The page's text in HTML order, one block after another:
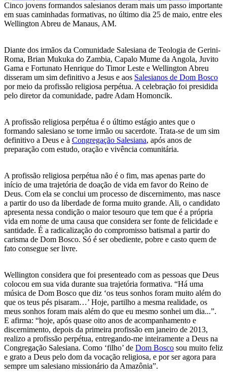
Cinco jovens formandos salesianos deram mais um passo importante
em suas caminhadas formativas, no último dia 25 de maio, entre eles
Wellington Abreu de Manaus, AM.
Diante dos irmãos da Comunidade Salesiana de Teologia de Gerini-
Roma, Brian Mukuka do Zambia, Capalo Mume da Angola, Juvito
Gama e Fortunato Henrique do Timor Leste e Wellington Abreu
disseram um sim definitivo a Jesus e aos Salesianos de Dom Bosco
por meio da profissão religiosa perpétua. A celebração foi presidida
pelo diretor da comunidade, padre Adam Homoncik.
A profissão religiosa perpétua é o último estágio antes que o
formando salesiano se torne irmão ou sacerdote. Trata-se de um sim
definitivo a Deus e à Congregação Salesiana, após anos de
preparação com estudo, oração e vivência comunitária.
A profissão religiosa perpétua não é o fim, mas apenas parte do
início de uma trajetória de doação de vida em favor do Reino de
Deus. Com ela se conclui um processo de discernimento, mas nasce
a partir do uso da liberdade de forma muito grande. Ali, o candidato
apresenta nessa condição o maior tesouro que tem que é a própria
vida em nome de uma causa que considera ser fonte de felicidade e
santidade. É a radicalização do compromisso batismal a partir do
carisma de Dom Bosco. Só é ser obediente, pobre e casto quem de
fato consegue ser livre.
Wellington considera que foi presenteado com as pessoas que Deus
colocou em sua vida durante sua trajetória formativa. “Há uma
música de Dom Bosco que diz ‘os teus sonhos foram muito além do
que os teus pés pisaram…’ Hoje, partilho a mesma realidade, os
meus sonhos foram mais além do que eu mesmo sonhei um dia...”.
E afirma: “hoje, após quase oito anos de acompanhamento e
discernimento, depois da primeira profissão em janeiro de 2013,
realizo a profissão perpétua, entregando-me inteiramente a Deus na
Congregação Salesiana. Como ‘filho’ de Dom Bosco sou muito feliz
e grato a Deus pelo dom da vocação religiosa, e por ser agora para
sempre um salesiano missionário da Amazônia”.